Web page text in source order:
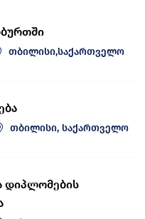
თბილისი,საქართველო
თბილისი, საქართველო
დიპლომების